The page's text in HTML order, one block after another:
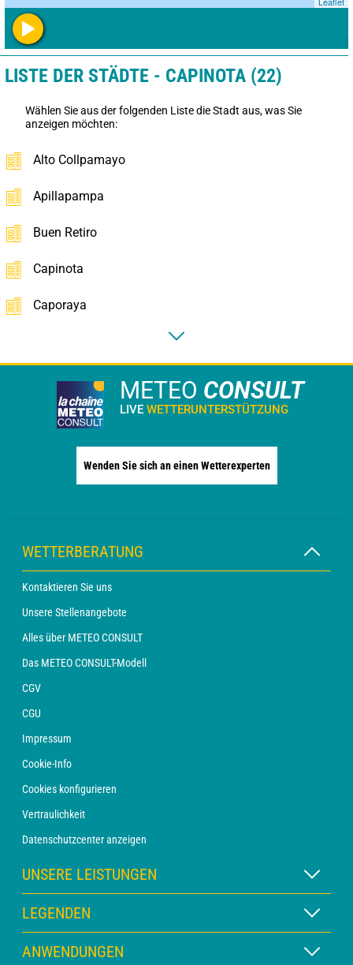
LISTE DER STÄDTE - CAPINOTA (22)
Wählen Sie aus der folgenden Liste die Stadt aus, was Sie
anzeigen möchten:
Alto Collpamayo
Apillapampa
Buen Retiro
Capinota
Caporaya
METEO CONSULT
LIVE WETTERUNTERSTÜTZUNG
Wenden Sie sich an einen Wetterexperten
WETTERBERATUNG
Kontaktieren Sie uns
Unsere Stellenangebote
Alles über METEO CONSULT
Das METEO CONSULT-Modell
CGV
CGU
Impressum
Cookie-Info
Cookies konfigurieren
Vertraulichkeit
Datenschutzcenter anzeigen
UNSERE LEISTUNGEN
WETTER Xpert Abonnement
WETTER PRO Abonnement
Beratung mit einem Vorhersager
LEGENDEN
Kartenlegende
ANWENDUNGEN